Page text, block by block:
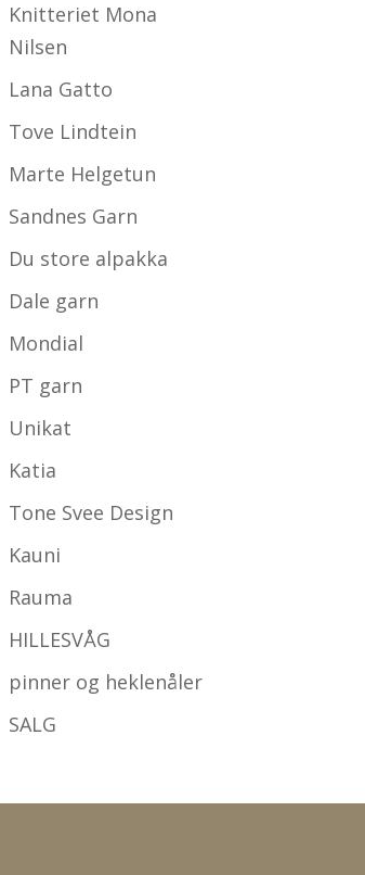
Knitteriet Mona
Nilsen
Lana Gatto
Tove Lindtein
Marte Helgetun
Sandnes Garn
Du store alpakka
Dale garn
Mondial
PT garn
Unikat
Katia
Tone Svee Design
Kauni
Rauma
HILLESVÅG
pinner og heklenåler
SALG